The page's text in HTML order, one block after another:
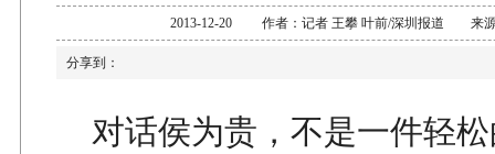
2013-12-20 作者：记者 王攀 叶前/深圳报道 来源
分享到：
对话侯为贵，不是一件轻